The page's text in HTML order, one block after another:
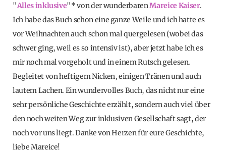
"Alles inklusive"* von der wunderbarenMareice Kaiser.
Ich habe das Buch schon eine ganze Weile und ich hatte es
vor Weihnachten auch schon mal quergelesen (wobei das
schwer ging, weil es so intensiv ist), aber jetzt habe ich es
mir noch mal vorgeholt und in einem Rutsch gelesen.
Begleitet von heftigem Nicken, einigen Tränen und auch
lautem Lachen. Ein wundervolles Buch, das nicht nur eine
sehr persönliche Geschichte erzählt, sondern auch viel über
den noch weiten Weg zur inklusiven Gesellschaft sagt, der
noch vor uns liegt. Danke von Herzen für eure Geschichte,
liebe Mareice!